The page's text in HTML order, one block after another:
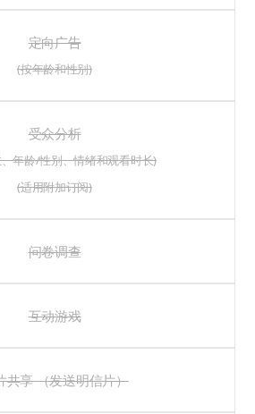
定向广告
(按年龄和性别)
受众分析
年龄/性别、情绪和观看时长)
(适用附加订阅)
问卷调查
互动游戏
共享 （发送明信片）